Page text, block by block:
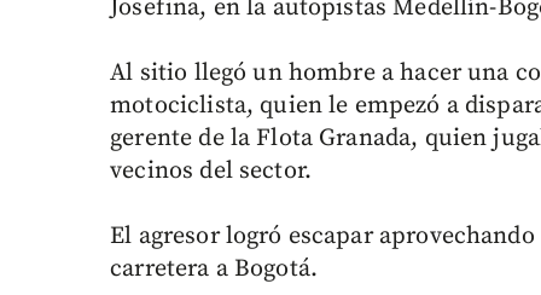
Josefina, en la autopistas Medellín-
Al sitio llegó un hombre a hacer una
motociclista, quien le empezó a
gerente de la Flota Granada, quien
vecinos del sector.
El agresor logró escapar
carretera a Bogotá.